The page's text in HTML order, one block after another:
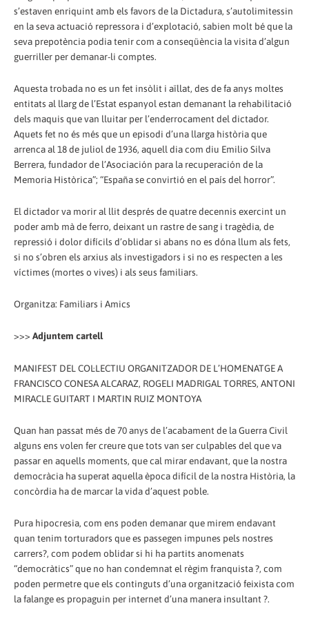
s’estaven enriquint amb els favors de la Dictadura, s’autolimitessin
en la seva actuació repressora i d’explotació, sabien molt bé que la
seva prepotència podia tenir com a conseqüència la visita d’algun
guerriller per demanar-li comptes.
Aquesta trobada no es un fet insòlit i aïllat, des de fa anys moltes
entitats al llarg de l’Estat espanyol estan demanant la rehabilitació
dels maquis que van lluitar per l’enderrocament del dictador.
Aquets fet no és més que un episodi d’una llarga història que
arrenca al 18 de juliol de 1936, aquell dia com diu Emilio Silva
Berrera, fundador de l’Asociación para la recuperación de la
Memoria Històrica”; “España se convirtió en el país del horror”.
El dictador va morir al llit després de quatre decennis exercint un
poder amb mà de ferro, deixant un rastre de sang i tragèdia, de
repressió i dolor difícils d’oblidar si abans no es dóna llum als fets,
si no s’obren els arxius als investigadors i si no es respecten a les
víctimes (mortes o vives) i als seus familiars.
Organitza: Familiars i Amics
>>> Adjuntem cartell
MANIFEST DEL COL·LECTIU ORGANITZADOR DE L’HOMENATGE A
FRANCISCO CONESA ALCARAZ, ROGELI MADRIGAL TORRES, ANTONI
MIRACLE GUITART I MARTIN RUIZ MONTOYA
Quan han passat més de 70 anys de l’acabament de la Guerra Civil
alguns ens volen fer creure que tots van ser culpables del que va
passar en aquells moments, que cal mirar endavant, que la nostra
democràcia ha superat aquella època difícil de la nostra Història, la
concòrdia ha de marcar la vida d’aquest poble.
Pura hipocresia, com ens poden demanar que mirem endavant
quan tenim torturadors que es passegen impunes pels nostres
carrers?, com podem oblidar si hi ha partits anomenats
“democràtics” que no han condemnat el règim franquista ?, com
poden permetre que els continguts d’una organització feixista com
la falange es propaguin per internet d’una manera insultant ?.